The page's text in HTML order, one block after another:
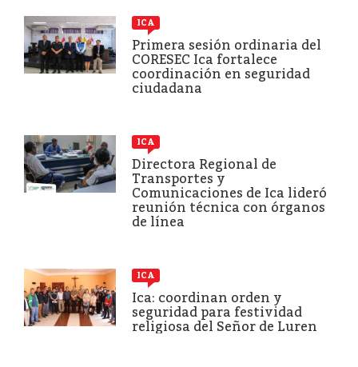
ICA
Primera sesión ordinaria del
CORESEC Ica fortalece
coordinación en seguridad
ciudadana
ICA
Directora Regional de
Transportes y
Comunicaciones de Ica lideró
reunión técnica con órganos
de línea
ICA
Ica: coordinan orden y
seguridad para festividad
religiosa del Señor de Luren